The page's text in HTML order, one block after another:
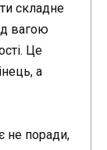
складне
вагою
Це
а
не поради,